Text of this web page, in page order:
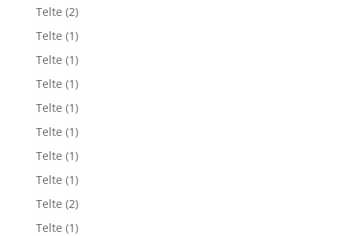
Telte (2)
Telte (1)
Telte (1)
Telte (1)
Telte (1)
Telte (1)
Telte (1)
Telte (1)
Telte (2)
Telte (1)